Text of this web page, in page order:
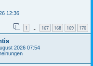
12:36
1 … 167 168 169 170
2026 07:54